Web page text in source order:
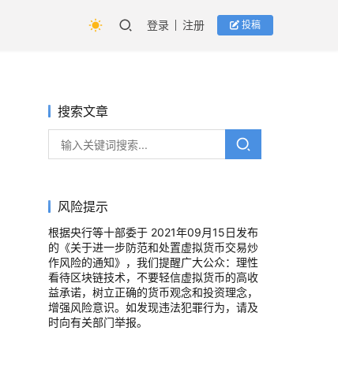
登录 注册 投稿
搜索文章
风险提示
根据央行等十部委于 2021年09月15日发布
的《关于进一步防范和处置虚拟货币交易炒
作风险的通知》，我们提醒广大公众：理性
看待区块链技术，不要轻信虚拟货币的高收
益承诺，树立正确的货币观念和投资理念，
增强风险意识。如发现违法犯罪行为，请及
时向有关部门举报。